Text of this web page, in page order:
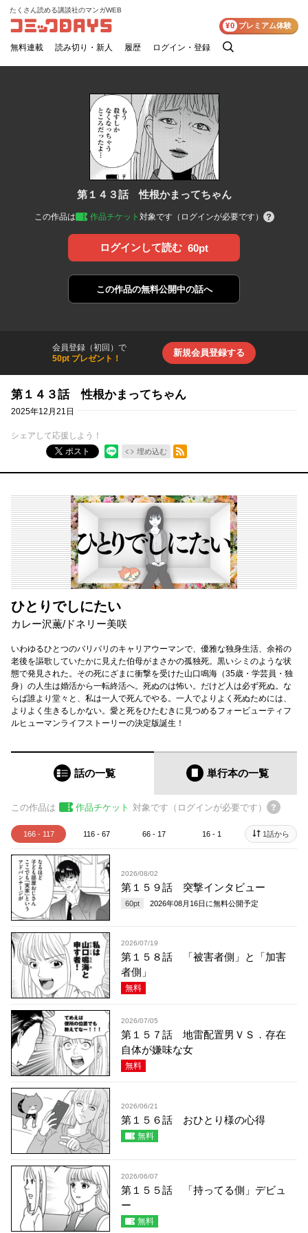
コミックDAYS
たくさん読める講談社のマンガWEB
無料連載 読み切り・新人 履歴 ログイン・登録
検
¥0 プレミアム体験
第１４３話 性根かまってちゃん
この作品は 作品チケット 対象です（ログインが必要です）
ログインして読む 60pt
この作品の無料公開中の話へ
会員登録（初回）で
50pt プレゼント！
新規会員登録する
第１４３話 性根かまってちゃん
2025年12月21日
シェアして応援しよう！
ポスト
埋め込む
RSSフィード
ひとりでしにたい
カレー沢薫/ ドネリー美咲
いわゆるひとつのバリバリのキャリアウーマンで、優雅な独身生活、余裕の
老後を謳歌していたかに見えた伯母がまさかの孤独死。黒いシミのような状
態で発見された。その死にざまに衝撃を受けた山口鳴海（35歳・学芸員・独
身）の人生は婚活から一転終活へ。死ぬのは怖い。だけど人は必ず死ぬ。な
らば誰より堂々と、私は一人で死んでやる。一人でよりよく死ぬためには、
よりよく生きるしかない。愛と死をひたむきに見つめるフォービューティフ
ルヒューマンライフストーリーの決定版誕生！
話の一覧 単行本の一覧
この作品は 作品チケット 対象です（ログインが必要です）
166 - 117 116 - 67 66 - 17 16 - 1 1話から
2026/08/02
第１５９話 突撃インタビュー
60pt 2026年08月16日 に無料公開予定
2026/07/19
第１５８話 「被害者側」と「加害
者側」
無料
2026/07/05
第１５７話 地雷配置男ＶＳ．存在
自体が嫌味な女
無料
2026/06/21
第１５６話 おひとり様の心得
無料
2026/06/07
第１５５話 「持ってる側」デビュ
ー
無料